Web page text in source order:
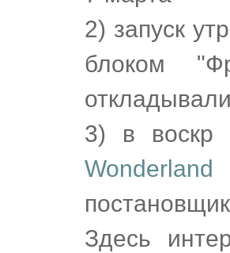
2) запуск
блоком
3) в
Wonderland
Здесь